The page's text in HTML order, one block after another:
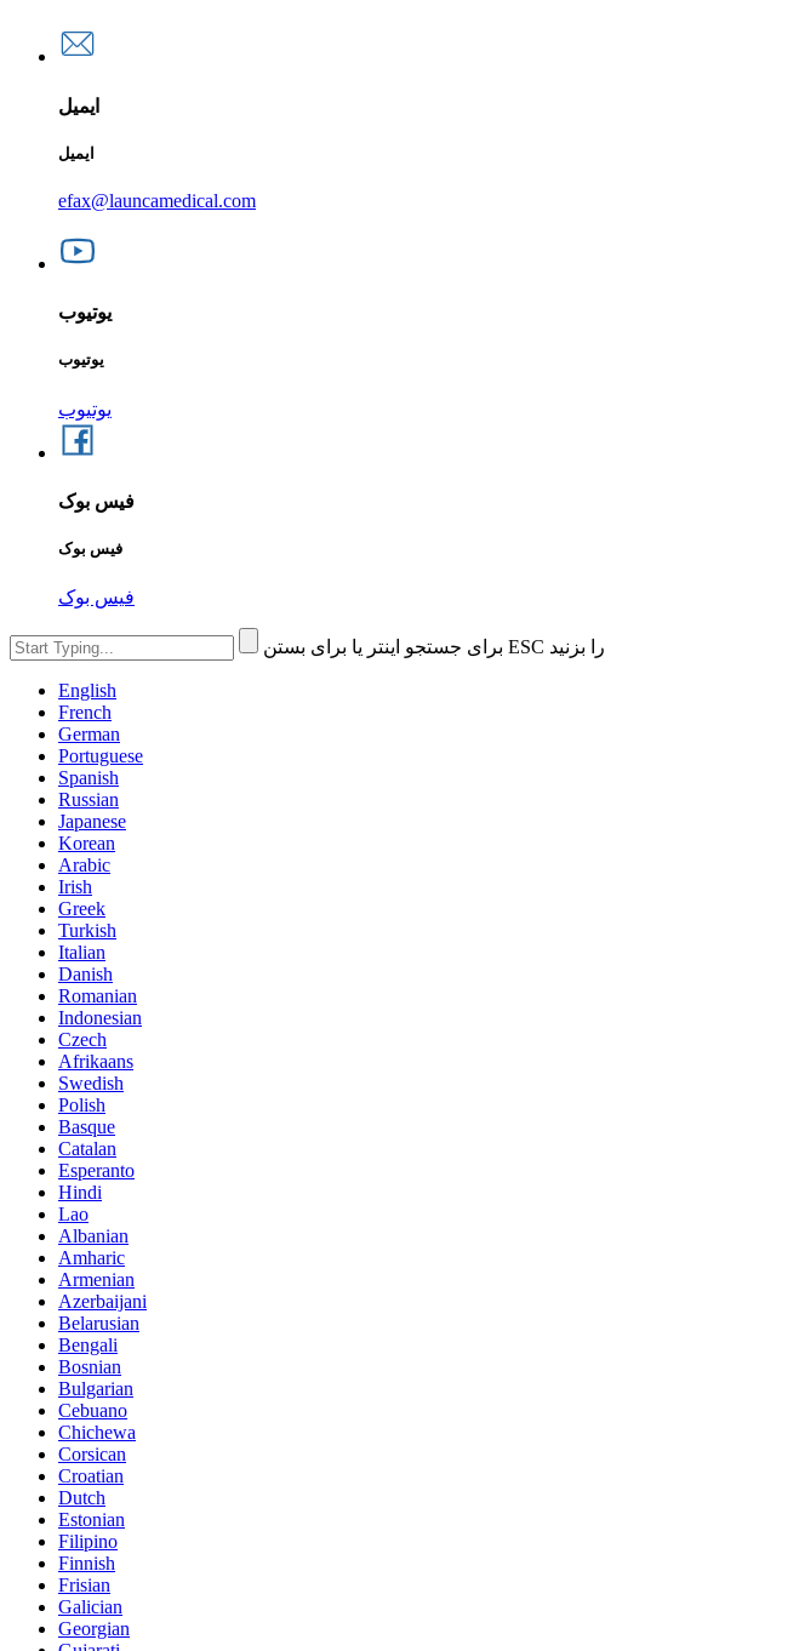
ایمیل
ایمیل
efax@launcamedical.com
یوتیوب
یوتیوب
یوتیوب
فیس بوک
فیس بوک
فیس بوک
برای جستجو اینتر یا برای بستن ESC را بزنید
English
French
German
Portuguese
Spanish
Russian
Japanese
Korean
Arabic
Irish
Greek
Turkish
Italian
Danish
Romanian
Indonesian
Czech
Afrikaans
Swedish
Polish
Basque
Catalan
Esperanto
Hindi
Lao
Albanian
Amharic
Armenian
Azerbaijani
Belarusian
Bengali
Bosnian
Bulgarian
Cebuano
Chichewa
Corsican
Croatian
Dutch
Estonian
Filipino
Finnish
Frisian
Galician
Georgian